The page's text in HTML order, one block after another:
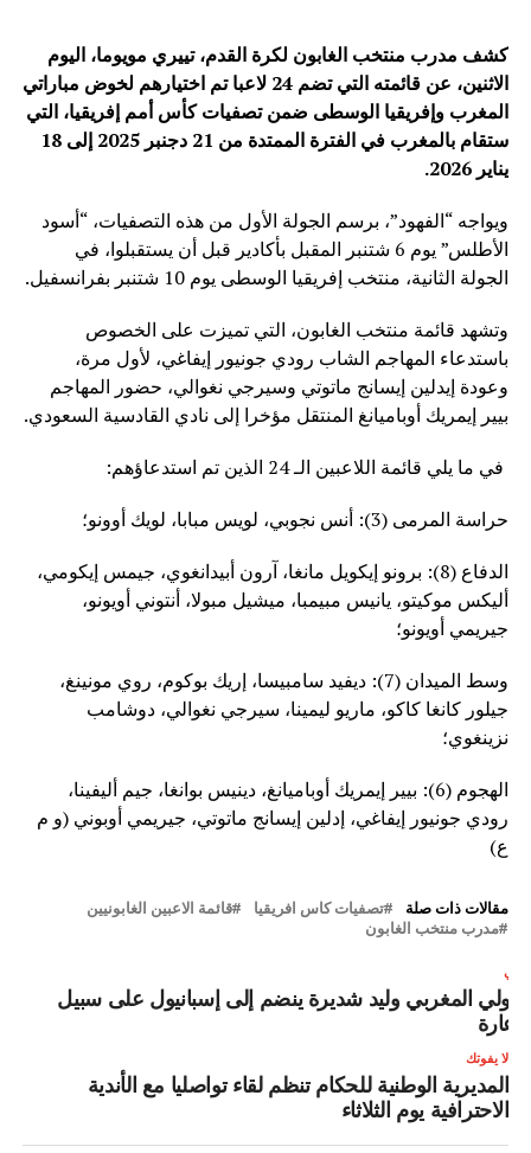
كشف مدرب منتخب الغابون لكرة القدم، تييري مويوما، اليوم
الاثنين، عن قائمته التي تضم 24 لاعبا تم اختيارهم لخوض مباراتي
المغرب وإفريقيا الوسطى ضمن تصفيات كأس أمم إفريقيا، التي
ستقام بالمغرب في الفترة الممتدة من 21 دجنبر 2025 إلى 18
يناير 2026
.
ويواجه “الفهود”، برسم الجولة الأول من هذه التصفيات، “أسود
الأطلس” يوم 6 شتنبر المقبل بأكادير قبل أن يستقبلوا، في
الجولة الثانية، منتخب إفريقيا الوسطى يوم 10 شتنبر بفرانسفيل.
وتشهد قائمة منتخب الغابون، التي تميزت على الخصوص
باستدعاء المهاجم الشاب رودي جونيور إيفاغي، لأول مرة،
وعودة إيدلين إيسانج ماتوتي وسيرجي نغوالي، حضور المهاجم
بيير إيمريك أوباميانغ المنتقل مؤخرا إلى نادي القادسية السعودي.
في ما يلي قائمة اللاعبين الـ 24 الذين تم استدعاؤهم:
حراسة المرمى (3): أنس نجوبي، لويس مبابا، لويك أوونو؛
الدفاع (8): برونو إيكويل مانغا، آرون أبيدانغوي، جيمس إيكومي،
أليكس موكيتو، يانيس مبيمبا، ميشيل مبولا، أنتوني أويونو،
جيريمي أويونو؛
وسط الميدان (7): ديفيد سامبيسا، إريك بوكوم، روي مونينغ،
جيلور كانغا كاكو، ماريو ليمينا، سيرجي نغوالي، دوشامب
نزينغوي؛
الهجوم (6): بيير إيمريك أوباميانغ، دينيس بوانغا، جيم أليفينا،
رودي جونيور إيفاغي، إدلين إيسانج ماتوتي، جيريمي أوبوني (و م
ع)
مقالات ذات صلة تصفيات كاس افريقيا
قائمة الاعبين الغابونيين
مدرب منتخب الغابون
المغربي وليد شديرة ينضم إلى إسبانيول على سبيل
لا يفوتك
المديرية الوطنية للحكام تنظم لقاء تواصليا مع الأندية
الاحترافية يوم الثلاثاء